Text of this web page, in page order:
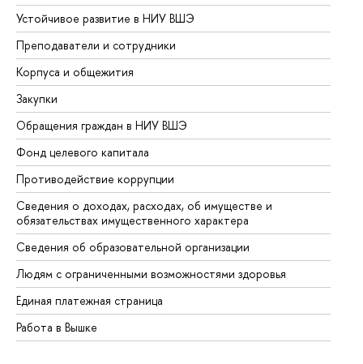
Устойчивое развитие в НИУ ВШЭ
Преподаватели и сотрудники
Корпуса и общежития
Закупки
Обращения граждан в НИУ ВШЭ
Фонд целевого капитала
Противодействие коррупции
Сведения о доходах, расходах, об имуществе и
обязательствах имущественного характера
Сведения об образовательной организации
Людям с ограниченными возможностями здоровья
Единая платежная страница
Работа в Вышке